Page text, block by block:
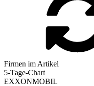
Firmen im Artikel
5-Tage-Chart
EXXONMOBIL